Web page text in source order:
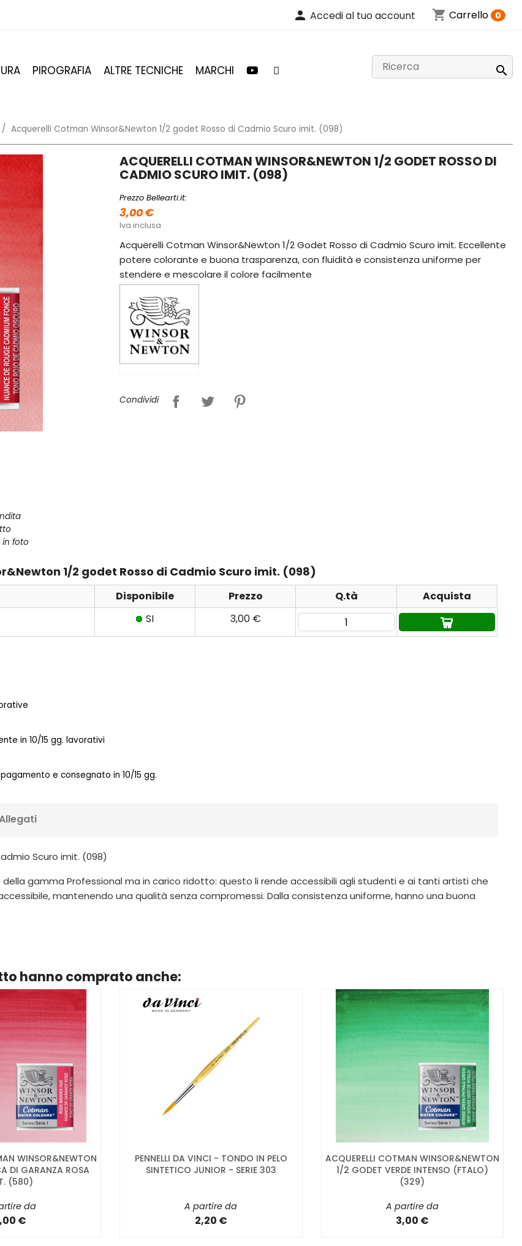
person Accedi al tuo account shopping_cart Carrello 0
PIROGRAFIA ALTRE TECNICHE MARCHI 
Acquerelli Cotman Winsor&Newton 1/2 godet Rosso di Cadmio Scuro imit. (098)
in foto
ACQUERELLI COTMAN WINSOR&NEWTON 1/2 GODET ROSSO DI
CADMIO SCURO IMIT. (098)
Prezzo Bellearti.it:
3,00 €
Iva inclusa
Acquerelli Cotman Winsor&Newton 1/2 Godet Rosso di Cadmio Scuro imit. Eccellente
potere colorante e buona trasparenza, con fluidità e consistenza uniforme per
stendere e mescolare il colore facilmente
Condividi
1/2 godet Rosso di Cadmio Scuro imit. (098)
Disponibile Prezzo Q.tà
Acquista
SI 3,00 €
in 10/15 gg. lavorativi
e consegnato in 10/15 gg.
Scuro imit. (098)
gamma Professional ma in carico ridotto: questo li rende accessibili agli studenti e ai tanti artisti che
mantenendo una qualità senza compromessi. Dalla consistenza uniforme, hanno una buona
hanno comprato anche:
WINSOR&NEWTON
DI GARANZA ROSA
(580)
da
€
PENNELLI DA VINCI - TONDO IN PELO
SINTETICO JUNIOR - SERIE 303
A partire da
2,20 €
ACQUERELLI COTMAN WINSOR&NEWTON
1/2 GODET VERDE INTENSO (FTALO)
(329)
A partire da
3,00 €